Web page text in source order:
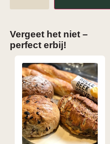
Vergeet het niet –
perfect erbij!